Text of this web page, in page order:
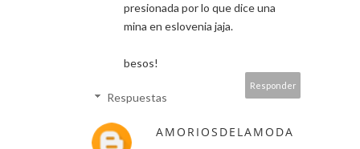
presionada por lo que dice una
mina en eslovenia jaja.
besos!
Responder
Respuestas
AMORIOSDELAMODA